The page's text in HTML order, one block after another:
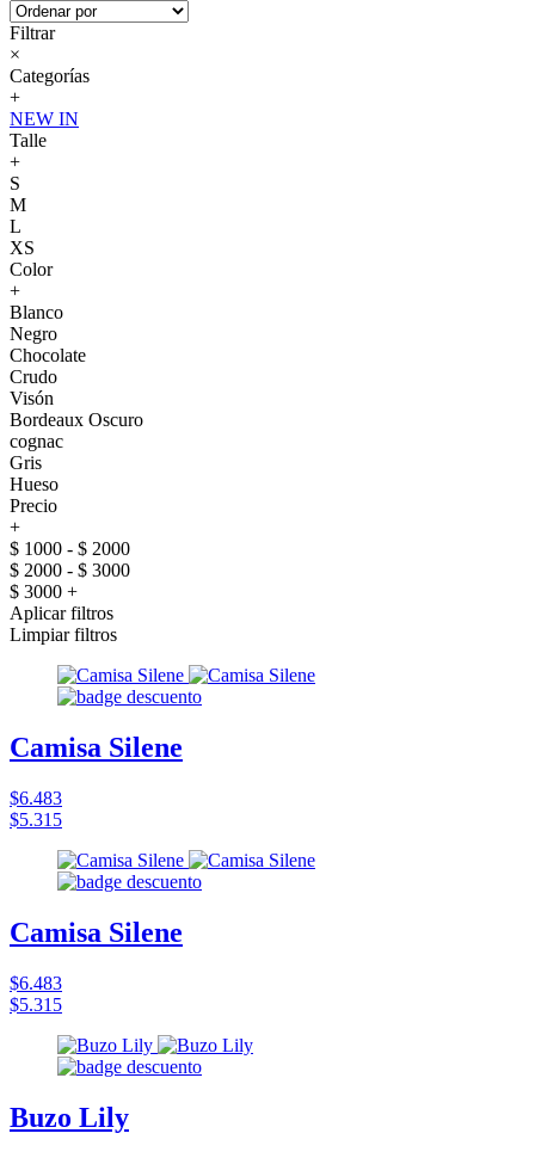
Filtrar
×
Categorías
+
NEW IN
Talle
+
S
M
L
XS
Color
+
Blanco
Negro
Chocolate
Crudo
Visón
Bordeaux Oscuro
cognac
Gris
Hueso
Precio
+
$ 1000 - $ 2000
$ 2000 - $ 3000
$ 3000 +
Aplicar filtros
Limpiar filtros
Camisa Silene
$6.483
$5.315
Camisa Silene
$6.483
$5.315
Buzo Lily